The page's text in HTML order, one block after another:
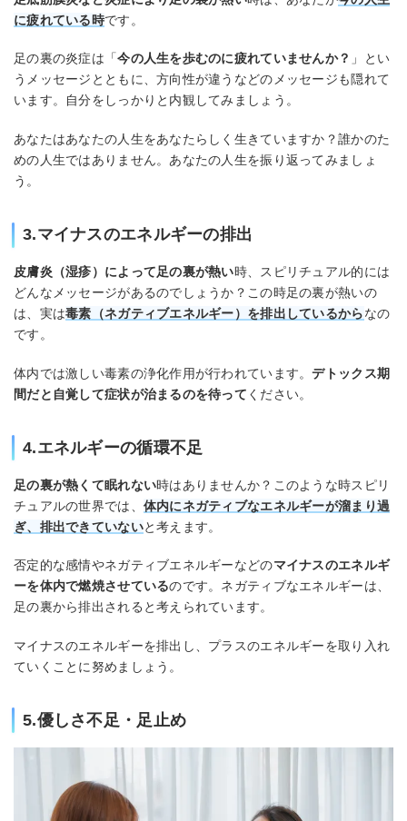
に疲れている時です。
足の裏の炎症は「今の人生を歩むのに疲れていませんか？ 」とい
うメッセージとともに、方向性が違うなどのメッセージも隠れて
います。自分をしっかりと内観してみましょう。
あなたはあなたの人生をあなたらしく生きていますか？誰かのた
めの人生ではありません。あなたの人生を振り返ってみましょ
う。
3.マイナスのエネルギーの排出
皮膚炎（湿疹）によって足の裏が熱い時、スピリチュアル的には
どんなメッセージがあるのでしょうか？この時足の裏が熱いの
は、実は毒素（ネガティブエネルギー）を排出しているからなの
です。
体内では激しい毒素の浄化作用が行われています。デトックス期
間だと自覚して症状が治まるのを待って ください。
4.エネルギーの循環不足
足の裏が熱くて眠れない時はありませんか？このような時スピリ
チュアルの世界では、 体内にネガティブなエネルギーが溜まり過
ぎ、排出できていないと考えます。
否定的な感情やネガティブエネルギーなどのマイナスのエネルギ
ーを体内で燃焼させているのです。ネガティブなエネルギーは、
足の裏から排出されると考えられています。
マイナスのエネルギーを排出し、プラスのエネルギーを取り入れ
ていくことに努めましょう。
5.優しさ不足・足止め